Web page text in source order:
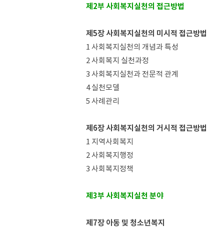
제2부 사회복지실천의 접근방법
제5장 사회복지실천의 미시적 접근방법
1 사회복지실천의 개념과 특성
2 사회복지 실천과정
3 사회복지실천과 전문적 관계
4 실천모델
5 사례관리
제6장 사회복지실천의 거시적 접근방법
1 지역사회복지
2 사회복지행정
3 사회복지정책
제3부 사회복지실천 분야
제7장 아동 및 청소년복지